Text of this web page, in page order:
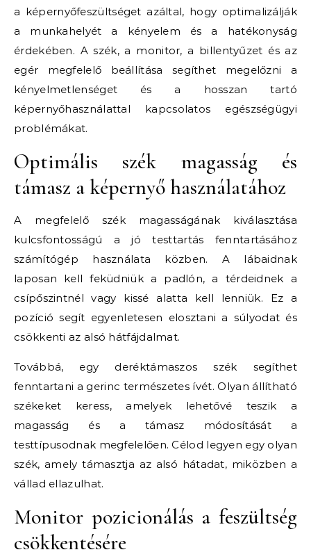
a képernyőfeszültséget azáltal, hogy optimalizálják
a munkahelyét a kényelem és a hatékonyság
érdekében. A szék, a monitor, a billentyűzet és az
egér megfelelő beállítása segíthet megelőzni a
kényelmetlenséget és a hosszan tartó
képernyőhasználattal kapcsolatos egészségügyi
problémákat.
Optimális szék magasság és
támasz a képernyő használatához
A megfelelő szék magasságának kiválasztása
kulcsfontosságú a jó testtartás fenntartásához
számítógép használata közben. A lábaidnak
laposan kell feküdniük a padlón, a térdeidnek a
csípőszintnél vagy kissé alatta kell lenniük. Ez a
pozíció segít egyenletesen elosztani a súlyodat és
csökkenti az alsó hátfájdalmat.
Továbbá, egy deréktámaszos szék segíthet
fenntartani a gerinc természetes ívét. Olyan állítható
székeket keress, amelyek lehetővé teszik a
magasság és a támasz módosítását a
testtípusodnak megfelelően. Célod legyen egy olyan
szék, amely támasztja az alsó hátadat, miközben a
vállad ellazulhat.
Monitor pozicionálás a feszültség
csökkentésére